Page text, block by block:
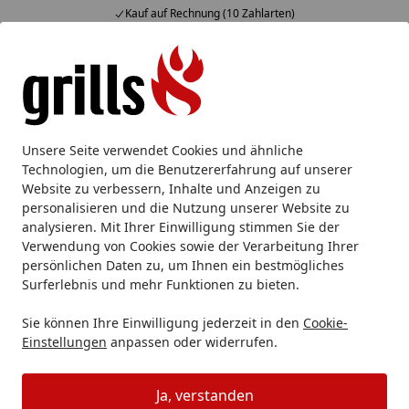
Unsere Seite verwendet Cookies und ähnliche
Technologien, um die Benutzererfahrung auf unserer
Website zu verbessern, Inhalte und Anzeigen zu
personalisieren und die Nutzung unserer Website zu
analysieren. Mit Ihrer Einwilligung stimmen Sie der
Verwendung von Cookies sowie der Verarbeitung Ihrer
persönlichen Daten zu, um Ihnen ein bestmögliches
Surferlebnis und mehr Funktionen zu bieten.
Sie können Ihre Einwilligung jederzeit in den Cookie-
Einstellungen anpassen oder widerrufen.
Ja, verstanden
Kauf auf Rechnung (10 Zahlarten)
Alle Produkte
Mein Konto
Suchen
Startseite
Messer Kochmesser Brotmesser WMF Brotmesser
WMF Brotmesser mit
Doppelwellenschliff 19 cm Grand
Gourmet